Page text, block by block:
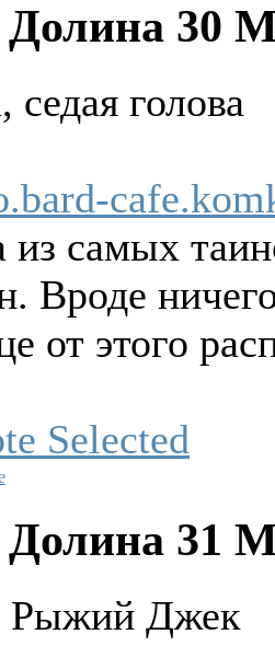
30
седая голова
из самых
Вроде
от этого
31
Рыжий Джек